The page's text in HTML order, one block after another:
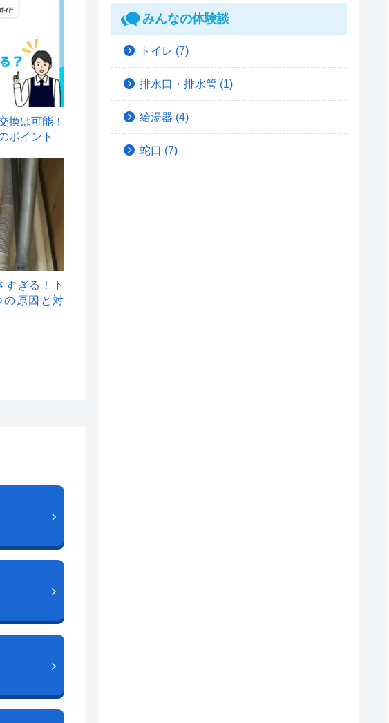
換は可能！
ポイント
すぎる！下
原因と対
みんなの体験談
トイレ (7)
排水口・排水管 (1)
給湯器 (4)
蛇口 (7)